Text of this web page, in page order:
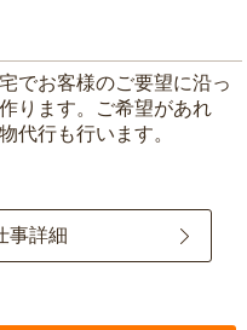
でお客様のご要望に沿っ
ります。ご希望があれ
代行も行います。
事詳細